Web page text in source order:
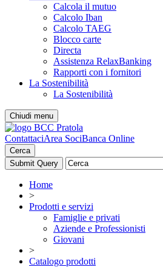
Calcola il mutuo
Calcolo Iban
Calcolo TAEG
Blocco carte
Directa
Assistenza RelaxBanking
Rapporti con i fornitori
La Sostenibilità
La Sostenibilità
Chiudi menu
ContattaciArea SociBanca Online
Cerca
Home
>
Prodotti e servizi
Famiglie e privati
Aziende e Professionisti
Giovani
>
Catalogo prodotti